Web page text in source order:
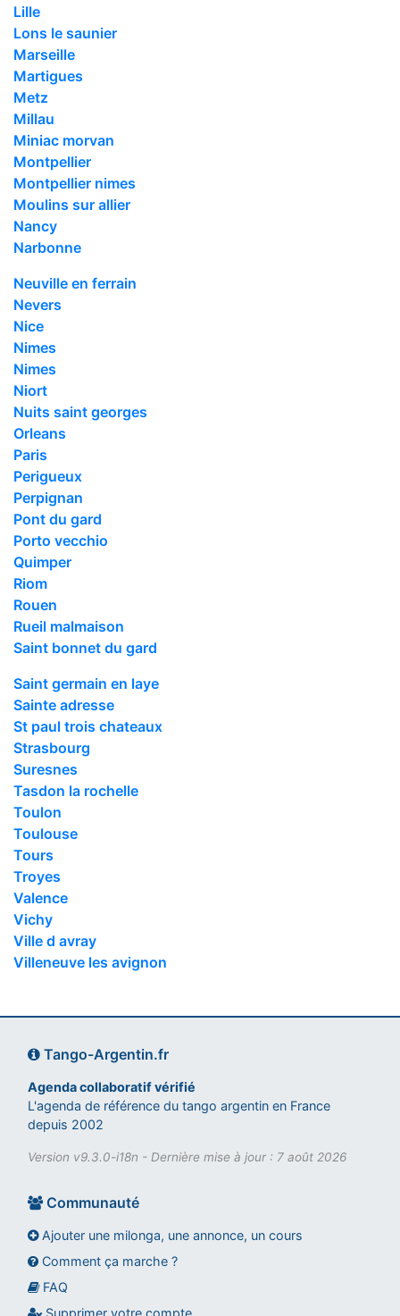
Lille
Lons le saunier
Marseille
Martigues
Metz
Millau
Miniac morvan
Montpellier
Montpellier nimes
Moulins sur allier
Nancy
Narbonne
Neuville en ferrain
Nevers
Nice
Nimes
Nimes
Niort
Nuits saint georges
Orleans
Paris
Perigueux
Perpignan
Pont du gard
Porto vecchio
Quimper
Riom
Rouen
Rueil malmaison
Saint bonnet du gard
Saint germain en laye
Sainte adresse
St paul trois chateaux
Strasbourg
Suresnes
Tasdon la rochelle
Toulon
Toulouse
Tours
Troyes
Valence
Vichy
Ville d avray
Villeneuve les avignon
Tango-Argentin.fr
Agenda collaboratif vérifié
L'agenda de référence du tango argentin en France
depuis 2002
Version v9.3.0-i18n - Dernière mise à jour : 7 août 2026
Communauté
Ajouter une milonga, une annonce, un cours
Comment ça marche ?
FAQ
Supprimer votre compte
Assistant tango-argentin.fr
Questions sur les milongas, cours et stages